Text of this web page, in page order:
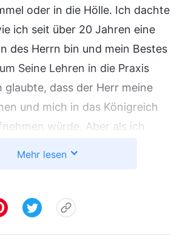
oder in die Hölle. Ich dachte
ich seit über 20 Jahren eine
des Herrn bin und mein Bestes
Seine Lehren in die Praxis
glaubte, dass der Herr meine
und mich in das Königreich
würde. Aber als ich
und sehen, was zum
Mehr lesen